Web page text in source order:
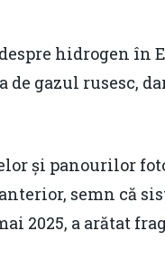
hidrogen în
de gazul rusesc,
și panourilor
semn că
2025, a arătat